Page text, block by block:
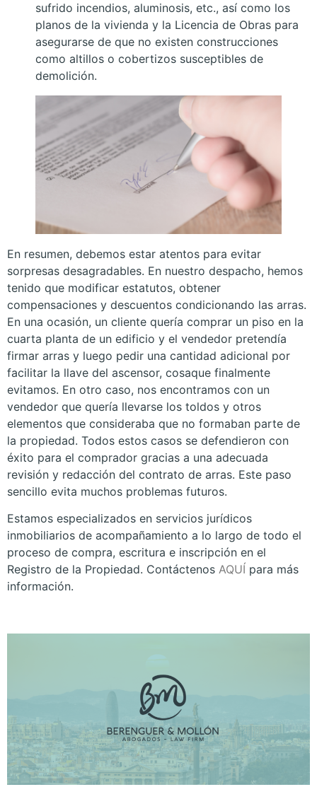
sufrido incendios, aluminosis, etc., así como los
planos de la vivienda y la Licencia de Obras para
asegurarse de que no existen construcciones
como altillos o cobertizos susceptibles de
demolición.
En resumen, debemos estar atentos para evitar
sorpresas desagradables. En nuestro despacho, hemos
tenido que modificar estatutos, obtener
compensaciones y descuentos condicionando las arras.
En una ocasión, un cliente quería comprar un piso en la
cuarta planta de un edificio y el vendedor pretendía
firmar arras y luego pedir una cantidad adicional por
facilitar la llave del ascensor, cosaque finalmente
evitamos. En otro caso, nos encontramos con un
vendedor que quería llevarse los toldos y otros
elementos que consideraba que no formaban parte de
la propiedad. Todos estos casos se defendieron con
éxito para el comprador gracias a una adecuada
revisión y redacción del contrato de arras. Este paso
sencillo evita muchos problemas futuros.
Estamos especializados en servicios jurídicos
inmobiliarios de acompañamiento a lo largo de todo el
proceso de compra, escritura e inscripción en el
Registro de la Propiedad. Contáctenos AQUÍ para más
información.